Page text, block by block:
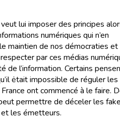
lui imposer des principes
numériques qui n’en
maintien de nos démocraties et
par ces médias
de l’information. Certains
ėtait impossible de réguler les
ont commencé à le faire.
permettre de déceler les fake
les émetteurs.